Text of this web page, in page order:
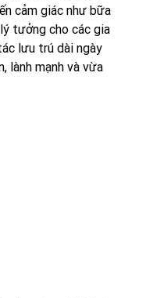
cảm giác như bữa
tưởng cho các gia
lưu trú dài ngày
lành mạnh và vừa